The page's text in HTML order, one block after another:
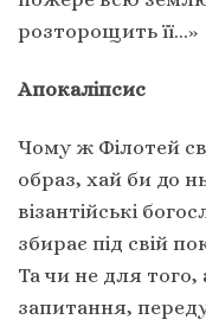
розторощить її…»
Апокаліпсис
Чому ж Філотей
образ, хай би до
візантійські
збирає під свій
Та чи не для
запитання,